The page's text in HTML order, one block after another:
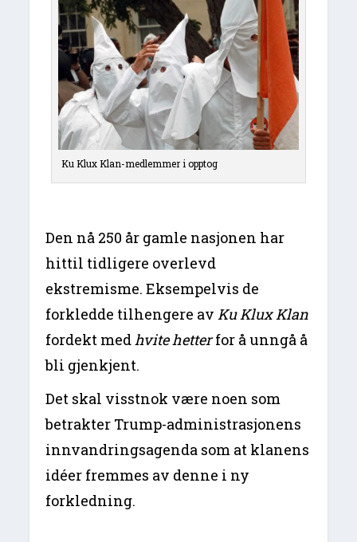
Ku Klux Klan-medlemmer i opptog
Den nå 250 år gamle nasjonen har
hittil tidligere overlevd
ekstremisme. Eksempelvis de
forkledde tilhengere av Ku Klux Klan
fordekt med hvite hetterfor å unngå å
bli gjenkjent.
Det skal visstnok være noen som
betrakter Trump-administrasjonens
innvandringsagenda som at klanens
idéer fremmes av denne i ny
forkledning.